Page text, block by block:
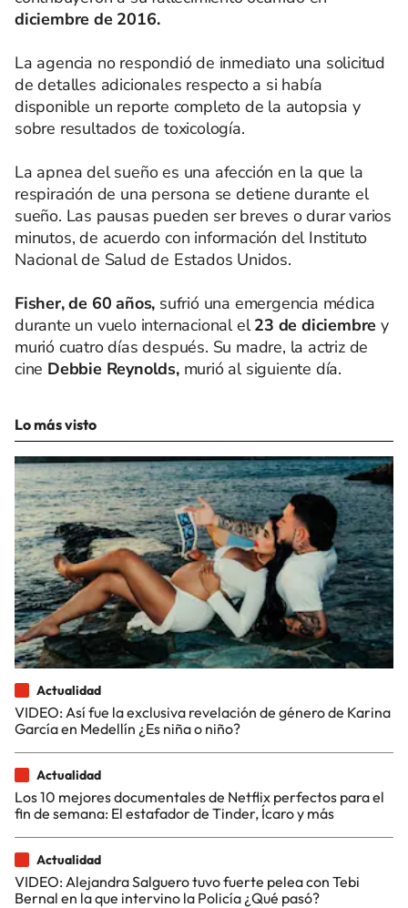
diciembre de 2016.
La agencia no respondió de inmediato una solicitud
de detalles adicionales respecto a si había
disponible un reporte completo de la autopsia y
sobre resultados de toxicología.
La apnea del sueño es una afección en la que la
respiración de una persona se detiene durante el
sueño. Las pausas pueden ser breves o durar varios
minutos, de acuerdo con información del Instituto
Nacional de Salud de Estados Unidos.
Fisher, de 60 años, sufrió una emergencia médica
durante un vuelo internacional el23 de diciembre y
murió cuatro días después. Su madre, la actriz de
cine Debbie Reynolds,murió al siguiente día.
Lo más visto
Actualidad
VIDEO: Así fue la exclusiva revelación de género de Karina
García en Medellín ¿Es niña o niño?
Actualidad
Los 10 mejores documentales de Netflix perfectos para el
fin de semana: El estafador de Tinder, Ícaro y más
Actualidad
VIDEO: Alejandra Salguero tuvo fuerte pelea con Tebi
Bernal en la que intervino la Policía ¿Qué pasó?